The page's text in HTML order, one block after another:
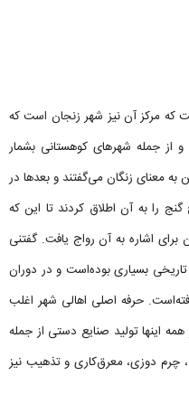
که مرکز آن نیز شهر زنجان است که
از جمله شهرهای کوهستانی بشمار
معنای زنگان می‌گفتند و بعدها در
را به آن اطلاق کردند تا این که
برای اشاره به آن رواج یافت. گفتنی
بسیاری بوده‌است و در دوران
حرفه اصلی اهالی شهر اغلب
اینها تولید صنایع دستی از جمله
چرم دوزی، معرق‌کاری و تذهیب نیز